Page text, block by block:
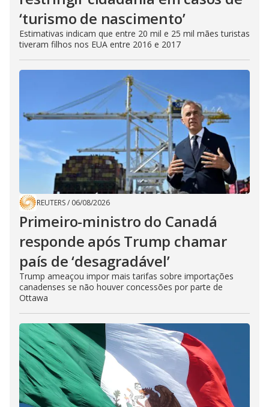
‘turismo de nascimento’
Estimativas indicam que entre 20 mil e 25 mil mães turistas
tiveram filhos nos EUA entre 2016 e 2017
REUTERS/ 06/08/2026
Primeiro-ministro do Canadá
responde após Trump chamar
país de ‘desagradável’
Trump ameaçou impor mais tarifas sobre importações
canadenses se não houver concessões por parte de
Ottawa